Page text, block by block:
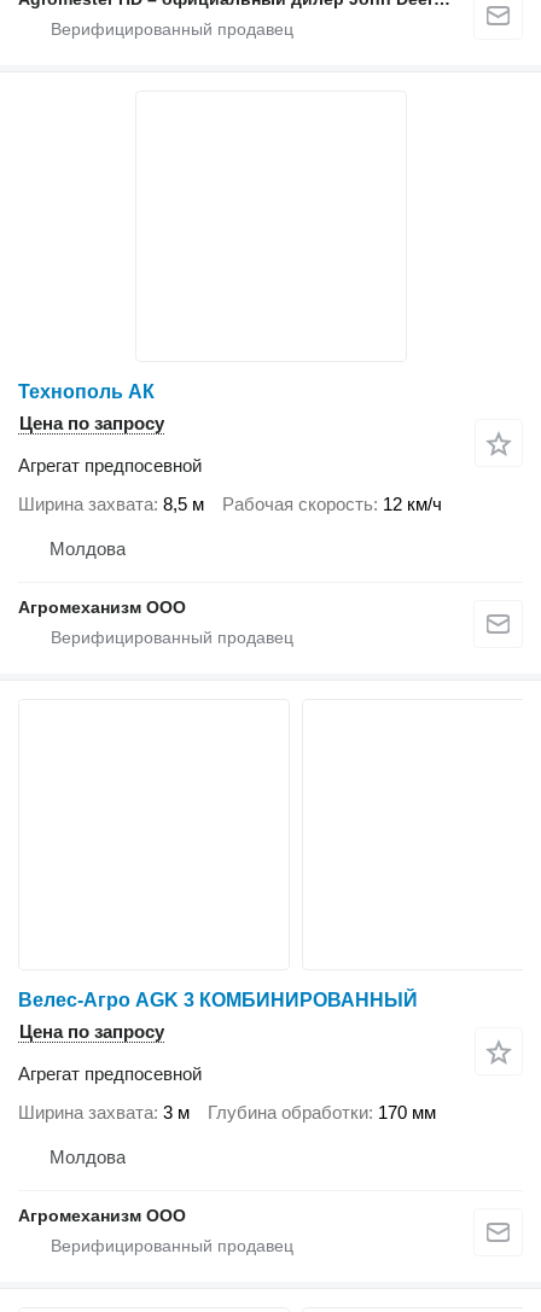
Технополь АК
Цена по запросу
Агрегат предпосевной
Ширина захвата 8,5 м Рабочая скорость 12 км/ч
Молдова
Агромеханизм ООО
Велес-Агро AGK 3 КОМБИНИРОВАННЫЙ
Цена по запросу
Агрегат предпосевной
Ширина захвата 3 м Глубина обработки 170 мм
Молдова
Агромеханизм ООО